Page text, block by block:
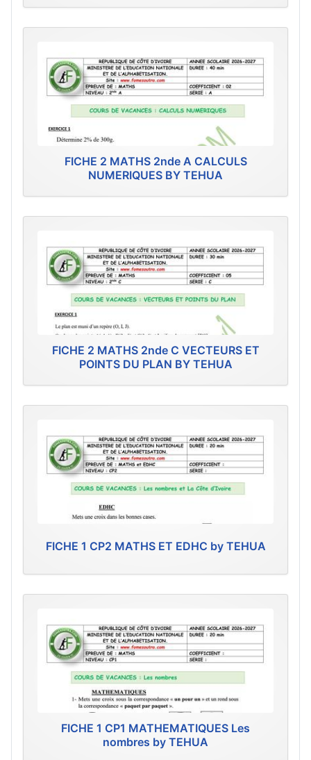
FICHE 2 MATHS 2nde A CALCULS
NUMERIQUES BY TEHUA
FICHE 2 MATHS 2nde C VECTEURS ET
POINTS DU PLAN BY TEHUA
FICHE 1 CP2 MATHS ET EDHC by TEHUA
FICHE 1 CP1 MATHEMATIQUES Les
nombres by TEHUA